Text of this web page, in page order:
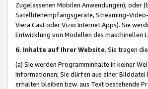
Zugelassenen Mobilen Anwendungen); oder
Satellitenempfangsgeräte, Streaming-
Viera Cast oder Vizio Internet Apps). Sie
Entwicklung von Modellen des
6. Inhalte auf Ihrer Website. Sie tragen
(a) Sie werden Programminhalte in keiner
Informationen; Sie dürfen aus einer
erhalten bleiben bzw. aus Text bestehende